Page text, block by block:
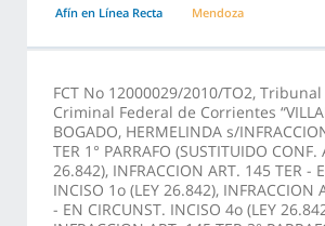
Afín en Línea Recta Mendoza
FCT No 12000029/2010/TO2,
Criminal Federal de Corrientes
BOGADO, HERMELINDA s/
TER 1° PARRAFO (SUSTITUIDO CONF.
26.842), INFRACCION ART. 145 TER -
INCISO 1o (LEY 26.842), INFRACCION
- EN CIRCUNST. INCISO 4o (LEY